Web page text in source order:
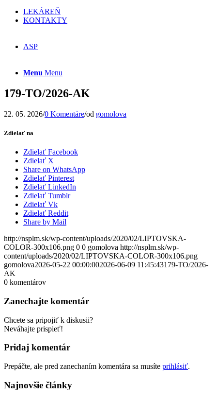
LEKÁREŇ
KONTAKTY
ASP
Menu Menu
179-TO/2026-AK
22. 05. 2026/0 Komentáre/od gomolova
Zdielať na
Zdielať Facebook
Zdielať X
Share on WhatsApp
Zdielať Pinterest
Zdielať LinkedIn
Zdielať Tumblr
Zdielať Vk
Zdielať Reddit
Share by Mail
http://nsplm.sk/wp-content/uploads/2020/02/LIPTOVSKA-
COLOR-300x106.png 0 0 gomolova http://nsplm.sk/wp-
content/uploads/2020/02/LIPTOVSKA-COLOR-300x106.png
gomolova2026-05-22 00:00:002026-06-09 11:45:43179-TO/2026-
AK
0 komentárov
Zanechajte komentár
Chcete sa pripojiť k diskusii?
Neváhajte prispieť!
Pridaj komentár
Prepáčte, ale pred zanechaním komentára sa musíte prihlásiť.
Najnovšie články